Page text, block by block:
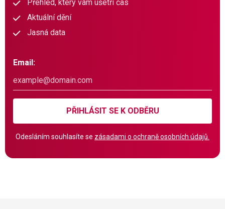
Přehled, který vám ušetří čas
Aktuální dění
Jasná data
Email:
PŘIHLÁSIT SE K ODBĚRU
Odesláním souhlasíte se zásadami o ochraně osobních údajů.